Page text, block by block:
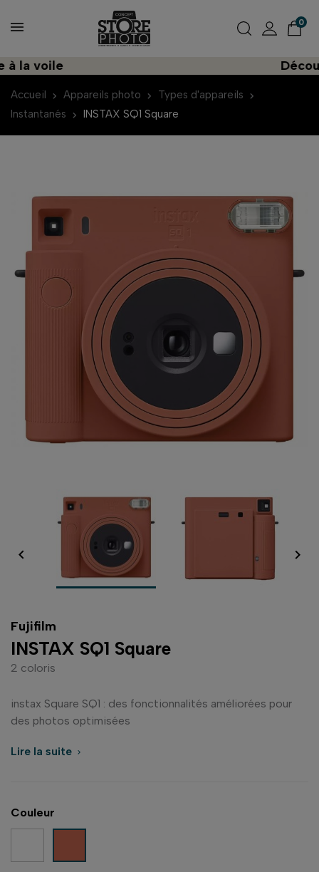
0
voile
Accueil Appareils photo
Types d'appareils
Instantanés
INSTAX SQ1 Square
 
Fujifilm
INSTAX SQ1 Square
2 coloris
instax Square SQ1 : des fonctionnalités améliorées pour
des photos optimisées
Lire la suite 
Couleur